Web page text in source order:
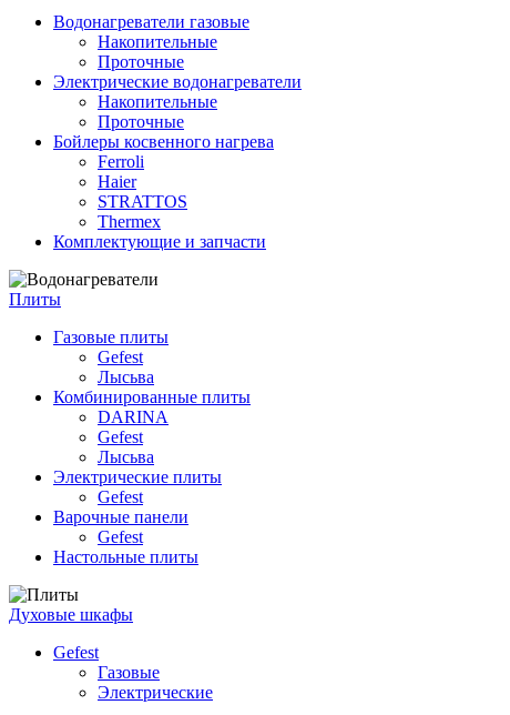
Водонагреватели газовые
Накопительные
Проточные
Электрические водонагреватели
Накопительные
Проточные
Бойлеры косвенного нагрева
Ferroli
Haier
STRATTOS
Thermex
Комплектующие и запчасти
Плиты
Газовые плиты
Gefest
Лысьва
Комбинированные плиты
DARINA
Gefest
Лысьва
Электрические плиты
Gefest
Варочные панели
Gefest
Настольные плиты
Духовые шкафы
Gefest
Газовые
Электрические